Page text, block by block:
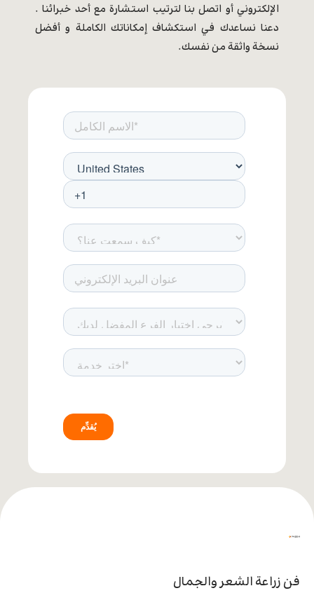
الإلكتروني أو اتصل بنا لترتيب استشارة مع أحد خبرائنا .
دعنا نساعدك في استكشاف إمكاناتك الكاملة و أفضل
نسخة واثقة من نفسك.
فن زراعة الشعر والجمال